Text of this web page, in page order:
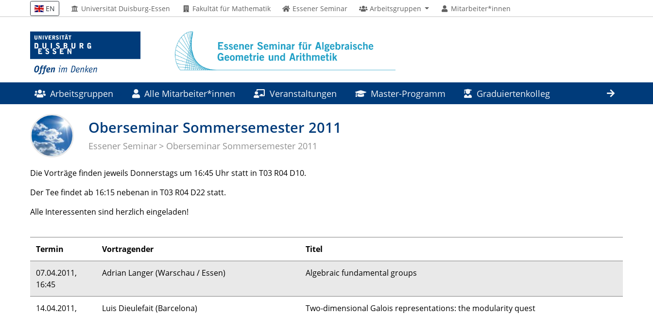
EN Universität Duisburg-Essen Fakultät für Mathematik Essener Seminar Arbeitsgruppen Mitarbeiter*innen
Arbeitsgruppen Alle Mitarbeiter*innen Veranstaltungen Master-Programm
Graduiertenkolleg
Forschung
Oberseminar Sommersemester 2011
Essener Seminar Oberseminar Sommersemester 2011
Die Vorträge finden jeweils Donnerstags um 16:45 Uhr statt in T03 R04 D10.
Der Tee findet ab 16:15 nebenan in T03 R04 D22 statt.
Alle Interessenten sind herzlich eingeladen!
Termin Vortragender Titel
07.04.2011,
16:45
Adrian Langer (Warschau / Essen) Algebraic fundamental groups
14.04.2011,
Luis Dieulefait (Barcelona) Two-dimensional Galois representations: the modularity quest